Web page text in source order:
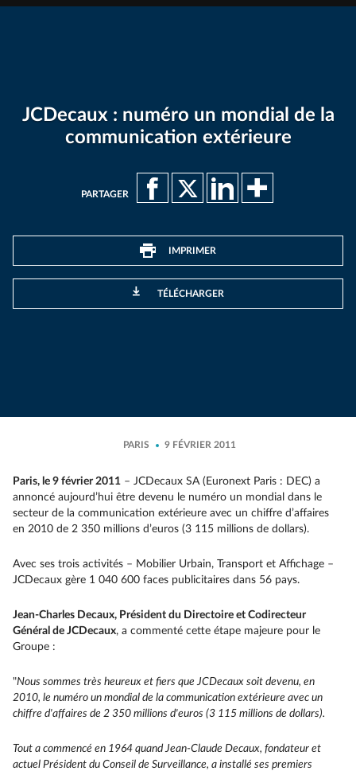
JCDecaux : numéro un mondial de la
communication extérieure
PARTAGER
IMPRIMER
TÉLÉCHARGER
PARIS 9 FÉVRIER 2011
Paris, le 9 février 2011 – JCDecaux SA (Euronext Paris : DEC) a
annoncé aujourd’hui être devenu le numéro un mondial dans le
secteur de la communication extérieure avec un chiffre d’affaires
en 2010 de 2 350 millions d’euros (3 115 millions de dollars).
Avec ses trois activités – Mobilier Urbain, Transport et Affichage –
JCDecaux gère 1 040 600 faces publicitaires dans 56 pays.
Jean-Charles Decaux, Président du Directoire et Codirecteur
Général de JCDecaux, a commenté cette étape majeure pour le
Groupe :
"Nous sommes très heureux et fiers que JCDecaux soit devenu, en
2010, le numéro un mondial de la communication extérieure avec un
chiffre d'affaires de 2 350 millions d'euros (3 115 millions de dollars).
Tout a commencé en 1964 quand Jean-Claude Decaux, fondateur et
actuel Président du Conseil de Surveillance, a installé ses premiers